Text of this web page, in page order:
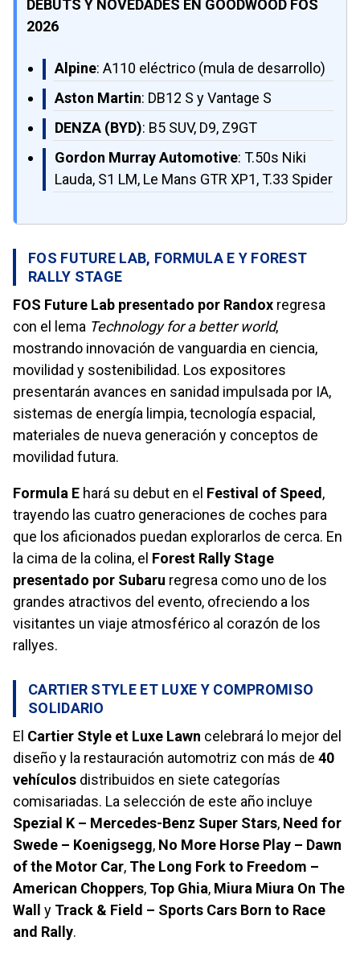
DEBUTS Y NOVEDADES EN GOODWOOD FOS
2026
Alpine: A110 eléctrico (mula de desarrollo)
Aston Martin: DB12 S y Vantage S
DENZA (BYD): B5 SUV, D9, Z9GT
Gordon Murray Automotive: T.50s Niki
Lauda, S1 LM, Le Mans GTR XP1, T.33 Spider
FOS FUTURE LAB, FORMULA E Y FOREST
RALLY STAGE
FOS Future Lab presentado por Randox regresa
con el lema Technology for a better world,
mostrando innovación de vanguardia en ciencia,
movilidad y sostenibilidad. Los expositores
presentarán avances en sanidad impulsada por IA,
sistemas de energía limpia, tecnología espacial,
materiales de nueva generación y conceptos de
movilidad futura.
Formula E hará su debut en el Festival of Speed,
trayendo las cuatro generaciones de coches para
que los aficionados puedan explorarlos de cerca. En
la cima de la colina, el Forest Rally Stage
presentado por Subaru regresa como uno de los
grandes atractivos del evento, ofreciendo a los
visitantes un viaje atmosférico al corazón de los
rallyes.
CARTIER STYLE ET LUXE Y COMPROMISO
SOLIDARIO
El Cartier Style et Luxe Lawn celebrará lo mejor del
diseño y la restauración automotriz con más de 40
vehículos distribuidos en siete categorías
comisariadas. La selección de este año incluye
Spezial K – Mercedes-Benz Super Stars, Need for
Swede – Koenigsegg, No More Horse Play – Dawn
of the Motor Car, The Long Fork to Freedom –
American Choppers, Top Ghia, Miura Miura On The
Wall y Track & Field – Sports Cars Born to Race
and Rally.